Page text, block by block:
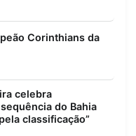
Corinthians da
celebra
do Bahia
classificação”